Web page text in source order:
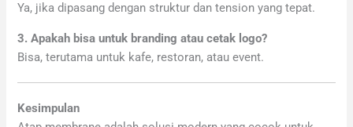
Ya, jika dipasang dengan struktur dan tension yang tepat.
3. Apakah bisa untuk branding atau cetak logo?
Bisa, terutama untuk kafe, restoran, atau event.
Kesimpulan